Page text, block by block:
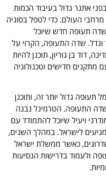
אתגר גדול בעיבוד הכמות
העולם. כדי לטפל בסוגיה
תעופה חדש שיוכל
שדה התעופה, הקרוי על
דוד בן גוריון, תוכנן להיות
מתקנים חדישים וטכנולוגיה
נמל תעופה גדול יותר זה, ותוכנן
התעופה. הטרמינל נבנה
מודרני ויעיל שיוכל להתמודד עם
לישראל. במהלך השנים,
ושדרוגים, כאשר ממשלת ישראל
ולעמוד בדרישות הנסיעות